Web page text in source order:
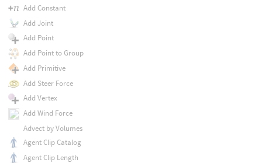
Add Constant
Add Joint
Add Point
Add Point to Group
Add Primitive
Add Steer Force
Add Vertex
Add Wind Force
Advect by Volumes
Agent Clip Catalog
Agent Clip Length